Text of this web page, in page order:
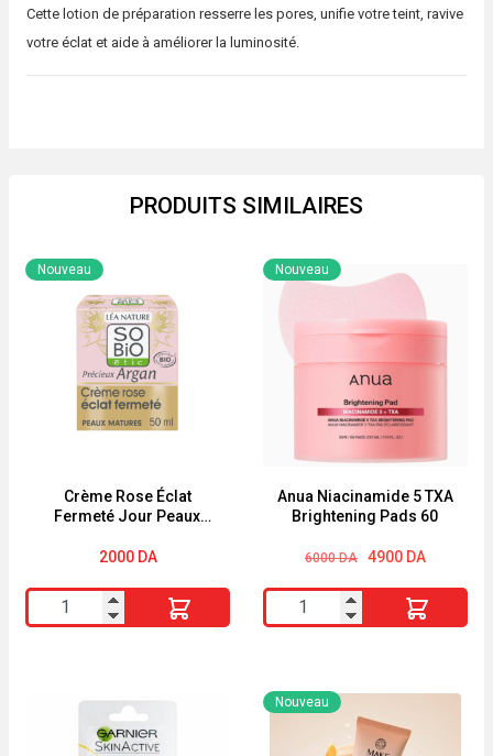
Cette lotion de préparation resserre les pores, unifie votre teint, ravive
votre éclat et aide à améliorer la luminosité.
PRODUITS SIMILAIRES
Crème Rose Éclat
Fermeté Jour Peaux
Collagène végétal
Nouveau
2000 DA
quantité
de
Fermeté
Anua Niacinamide 5 TXA
Brightening Pads 60
Nouveau
6000DA
Le
initial
était :
6000 DA.
4900 DA
Le
actuel
est :
4900 DA.
quantité
de
Niacinamide
5
Nouveau